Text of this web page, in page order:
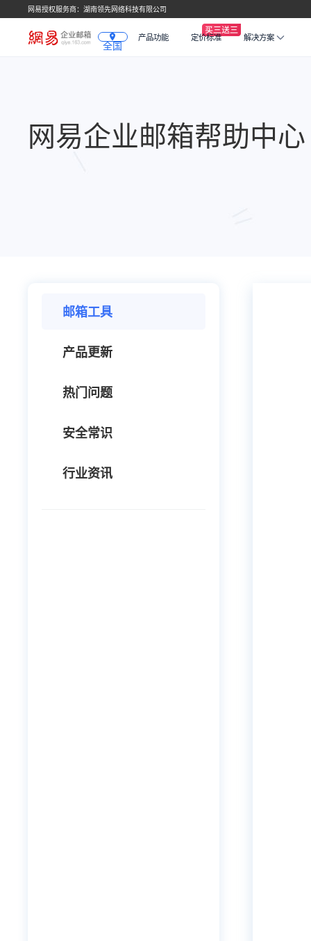
网易授权服务商：湖南领先网络科技有限公司
全国
产品功能 定价标准 解决方案
网易企业邮箱帮助中心
邮箱工具
产品更新
热门问题
安全常识
行业资讯